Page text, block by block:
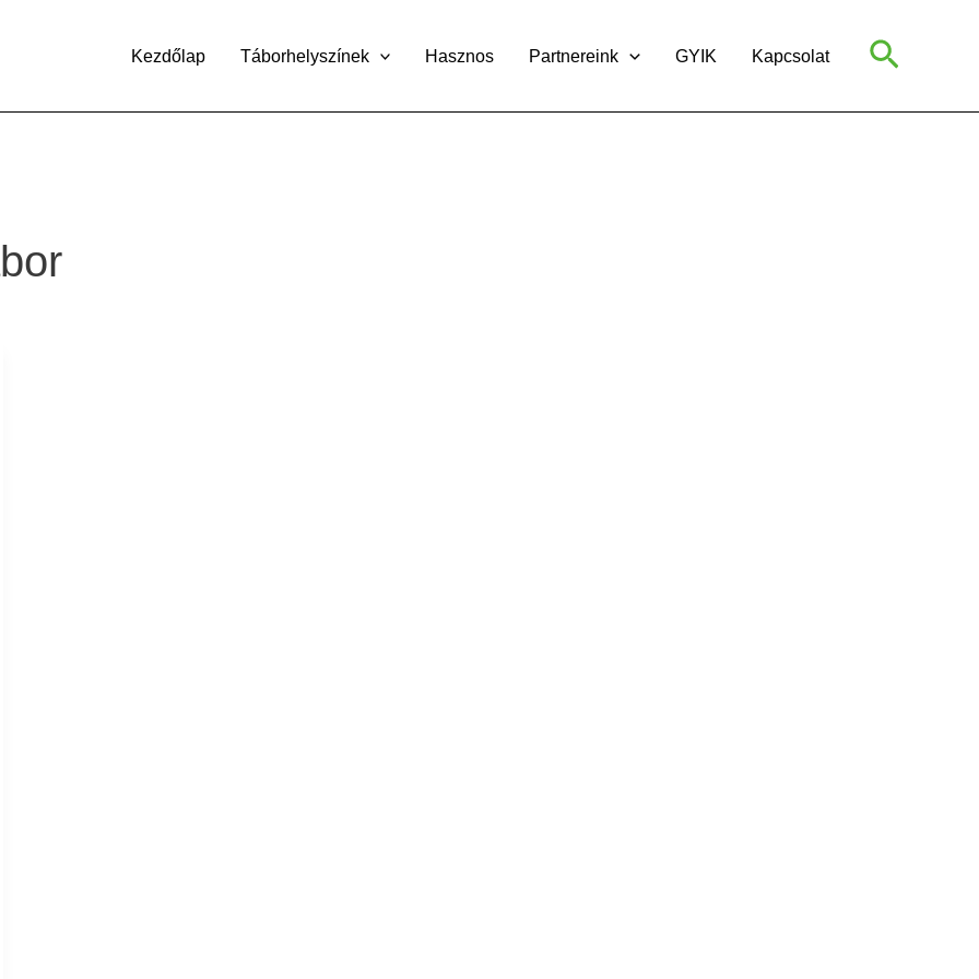
Kezdőlap Táborhelyszínek Hasznos Partnereink GYIK Kapcsolat Search